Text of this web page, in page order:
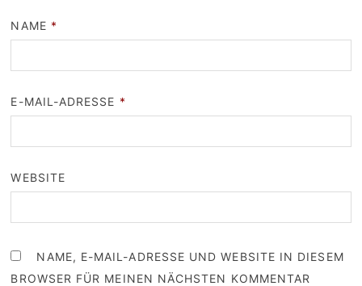
NAME *
E-MAIL-ADRESSE *
WEBSITE
NAME, E-MAIL-ADRESSE UND WEBSITE IN DIESEM
BROWSER FÜR MEINEN NÄCHSTEN KOMMENTAR